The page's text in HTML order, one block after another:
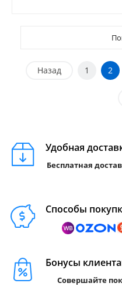
Назад 1 2
Удобная
Бесплатная
Способы
Бонусы
Совершайте